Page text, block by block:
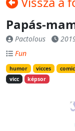
Papás-
Pactolous
Fun
humor vicces comic
vicc
képsor